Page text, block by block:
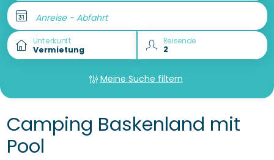
Anreise - Abfahrt
Unterkunft Reisende
Meine Suche filtern
Camping Baskenland mit
Pool